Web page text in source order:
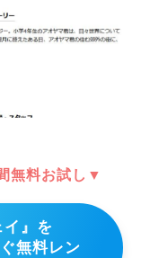
無料お試し▼
』を
無料レン